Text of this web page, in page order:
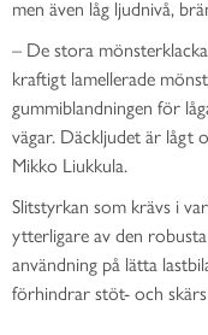
men även låg ljudnivå,
– De stora
kraftigt lamellerade
gummiblandningen för
vägar. Däckljudet är lågt
Mikko Liukkula.
Slitstyrkan som krävs i
ytterligare av den
användning på lätta
förhindrar stöt- och